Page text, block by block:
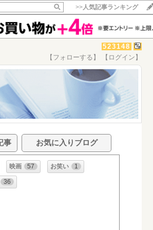
>>人気記事ランキング
523148
【フォローする】 【ログイン】
事 お気に入りブログ
映画 57 お笑い 1
36